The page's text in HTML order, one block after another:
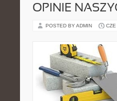
OPINIE
POSTED BY ADMIN